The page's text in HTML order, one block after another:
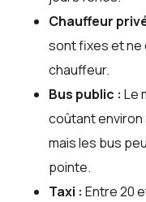
Chauffeur
sont fixes et ne
chauffeur.
Bus public : Le
coûtant environ
mais les bus
pointe.
Taxi : Entre 20